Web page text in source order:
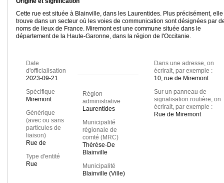
Cette rue est située à Blainville, dans les Laurentides. Plus précisément, elle
trouve dans un secteur où les voies de communication sont désignées par
noms de lieux de France. Miremont est une commune située dans le
département de la Haute-Garonne, dans la région de l'Occitanie.
Date
d'officialisation
2023-09-21
Spécifique
Miremont
Générique
(avec ou sans
particules de
liaison)
Rue de
Type d'entité
Rue
Région
administrative
Laurentides
Municipalité
régionale de
comté (MRC)
Thérèse-De
Blainville
Municipalité
Blainville (Ville)
Dans une adresse, on
écrirait, par exemple :
10, rue de Miremont
Sur un panneau de
signalisation routière, on
écrirait, par exemple :
Rue de Miremont